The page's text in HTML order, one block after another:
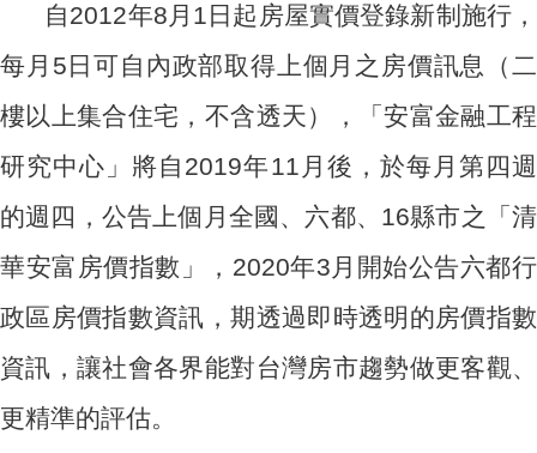
自2012年8月1日起房屋實價登錄新制施行，
每月5日可自內政部取得上個月之房價訊息（二
樓以上集合住宅，不含透天），「安富金融工程
研究中心」將自2019年11月後，於每月第四週
的週四，公告上個月全國、六都、16縣市之「清
華安富房價指數」，2020年3月開始公告六都行
政區房價指數資訊，期透過即時透明的房價指數
資訊，讓社會各界能對台灣房市趨勢做更客觀、
更精準的評估。